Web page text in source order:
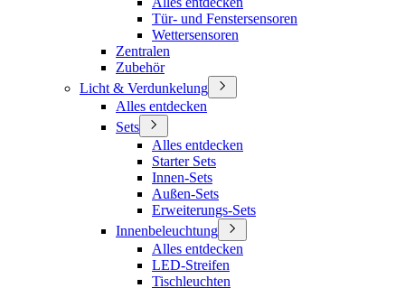
Tür- und Fenstersensoren
Wettersensoren
Zentralen
Zubehör
Licht & Verdunkelung
Alles entdecken
Sets
Alles entdecken
Starter Sets
Innen-Sets
Außen-Sets
Erweiterungs-Sets
Innenbeleuchtung
Alles entdecken
LED-Streifen
Tischleuchten